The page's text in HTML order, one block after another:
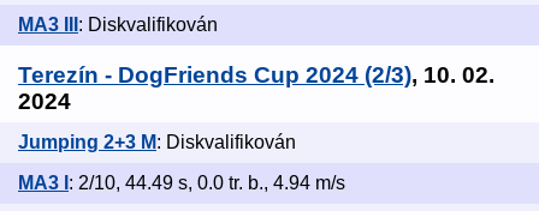
MA3 III : Diskvalifikován
Terezín - DogFriends Cup 2024 (2/3), 10. 02.
2024
Jumping 2+3 M: Diskvalifikován
MA3 I : 2/10, 44.49 s, 0.0 tr. b., 4.94 m/s